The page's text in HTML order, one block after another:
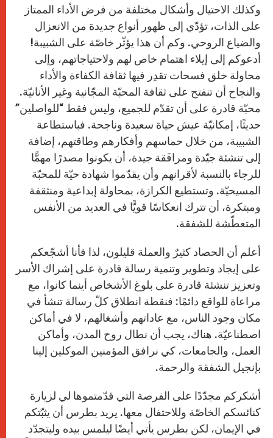
وكذلك الاحتيال وأشكال مختلفة من فرض الأداء الممتاز
على الذات، تؤدّي إلى ظهور أنواع جديدة من الانعزال
والضياع الروحي. وكم أن هذا يؤثّر خاصّة على الشبيبة!
أدعوكم إلى إيلاء اهتمام خاص لهم ولاحتياجاتهم، وإلى
محاولة خلق فسحات تقدِر فيها ثقافة الكفاءة والأداء
والنجاح أن تنفتح على ثقافة المحبّة المجّانية وغير الأنانيّة.
محبّة قادرة على أن تقدّم للجميع، وليس فقط “للواصلين”
حديثًا، إمكانيّة عيش حياة سعيدة وناجحة. فباستطاعة
الشبيبة، من خلال حماسهم وأفكارهم وطاقتهم، إضافة
إلى تنشئة جيّدة ومرافَقة جيدة، أن يكونوا مصدرًا مهمًّا
للرجاء بالنسبة لأقرانهم وأن يقدّموا شهادة حيّة للمحبّة
المسيحيّة. وتستطيع الكرازة، بمحاولة إبداعية ومنثقفة
ومبتكرة، أن تترك انعكاسًا قويًّا في العديد من الأنفس
المتعطّشة للشفقة.
أعلم أن الحصاد كثيرٌ والعملة قليلون، لذا فأنا أشجّعكم
على إيجاد وتطوير وتنمية رسالة قادرة على إشراك الأسر
وتعزيز تنشئة قادرة على بلوغ الأشخاص أينما كانوا، مع
مراعاة للواقع دائمًا: فنقطة انطلاق كلّ رسالة تنشأ في
مكان وجود الناس، مع عاداتهم وأشغالهم، لا في أماكن
اصطناعيّة. هناك، يجب أن نطال روح المدن، وأماكن
العمل، والجامعات، كي نرافق المؤمنين الموكلين إلينا
بإنجيل الشفقة والرحمة.
أشكركم مجدّدًا على الفرصة التي قدّمتموها لي لزيارة
كنائسكم الخاصّة وللاحتفال معها. يريد بطرس أن يثبّتكم
في الإيمان، لكن بطرس يأتي أيضًا ليلمس بيده وليتجدّد